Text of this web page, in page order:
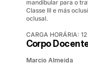
mandibular para o
Classe III e más
oclusal.
CARGA HORÁRIA:
Corpo
Marcio Almeida